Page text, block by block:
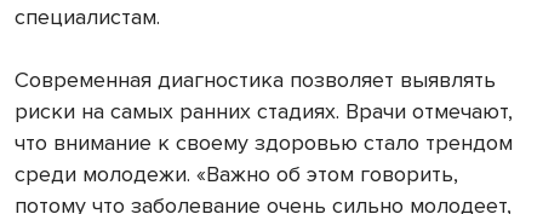
специалистам.
Современная диагностика позволяет выявлять
риски на самых ранних стадиях. Врачи отмечают,
что внимание к своему здоровью стало трендом
среди молодежи. «Важно об этом говорить,
потому что заболевание очень сильно молодеет,